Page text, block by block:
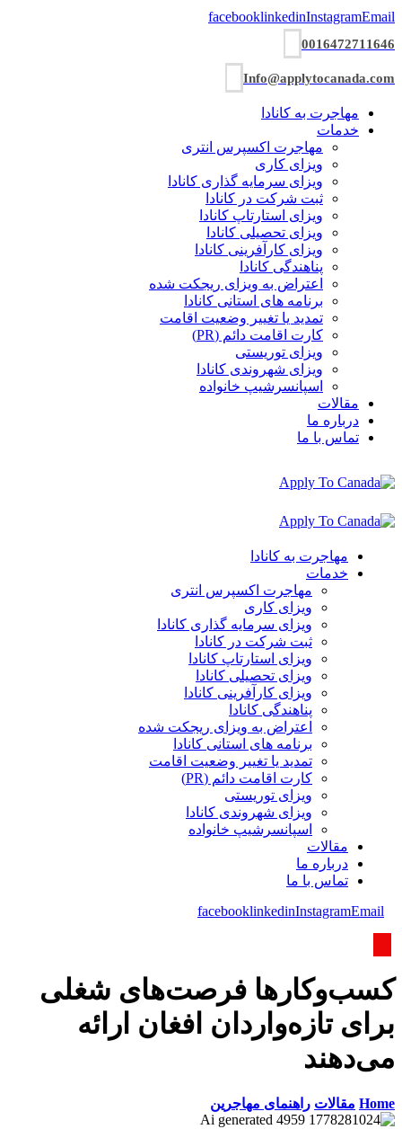
facebooklinkedinInstagramEmail
0016472711646
Info@applytocanada.com
مهاجرت به کانادا
خدمات
مهاجرت اکسپرس انتری
ویزای کاری
ویزای سرمایه گذاری کانادا
ثبت شرکت در کانادا
ویزای استارتاپ کانادا
ویزای تحصیلی کانادا
ویزای کارآفرینی کانادا
پناهندگی کانادا
اعتراض به ویزای ریجکت شده
برنامه های استانی کانادا
تمدید یا تغییر وضعیت اقامت
کارت اقامت دائم (PR)
ویزای توریستی
ویزای شھروندی کانادا
اسپانسرشیپ خانواده
مقالات
درباره ما
تماس با ما
مهاجرت به کانادا
خدمات
مهاجرت اکسپرس انتری
ویزای کاری
ویزای سرمایه گذاری کانادا
ثبت شرکت در کانادا
ویزای استارتاپ کانادا
ویزای تحصیلی کانادا
ویزای کارآفرینی کانادا
پناهندگی کانادا
اعتراض به ویزای ریجکت شده
برنامه های استانی کانادا
تمدید یا تغییر وضعیت اقامت
کارت اقامت دائم (PR)
ویزای توریستی
ویزای شھروندی کانادا
اسپانسرشیپ خانواده
مقالات
درباره ما
تماس با ما
facebooklinkedinInstagramEmail
کسب‌وکارها فرصت‌های شغلی
برای تازه‌واردان افغان ارائه
می‌دهند
Home مقالات راهنمای مهاجرین